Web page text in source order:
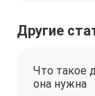
Другие
Что такое
она нужна